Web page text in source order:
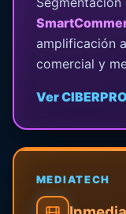
amplificación
comercial y
Ver
MEDIATECH